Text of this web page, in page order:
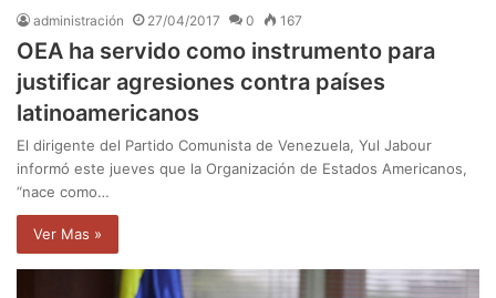
administración 27/04/2017 0 167
OEA ha servido como instrumento para
justificar agresiones contra países
latinoamericanos
El dirigente del Partido Comunista de Venezuela, Yul Jabour
informó este jueves que la Organización de Estados Americanos,
“nace como…
Ver Mas »